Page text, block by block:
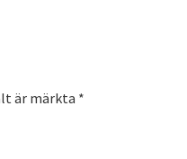
är märkta *